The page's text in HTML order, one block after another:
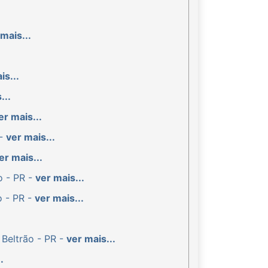
mais...
ver mais...
mais...
- PR - ver mais...
- PR - ver mais...
- PR - ver mais...